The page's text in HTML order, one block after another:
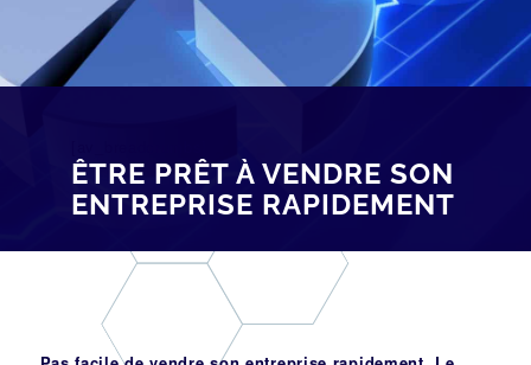
ÊTRE PRÊT À VENDRE SON
ENTREPRISE RAPIDEMENT